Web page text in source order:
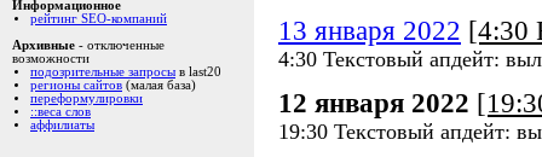
Информационное
рейтинг SEO-компаний
Архивные - отключенные
возможности
подозрительные запросы в last20
регионы сайтов (малая база)
переформулировки
::веса слов
аффилиаты
13 января 2022 [4:30
4:30 Текстовый апдейт:
12 января 2022
19:30 Текстовый апдейт: